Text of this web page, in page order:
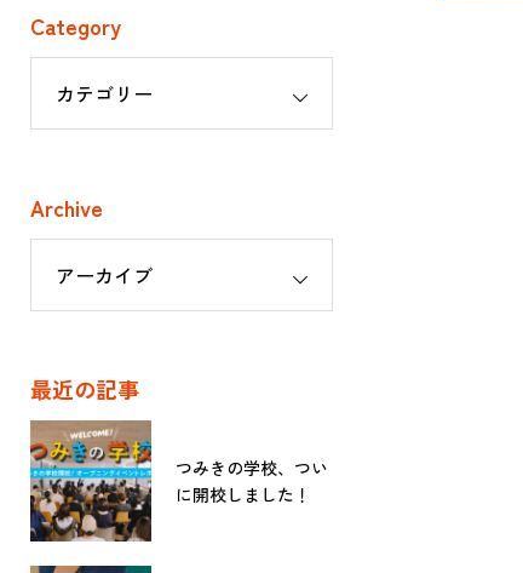
Category
Archive
最近の記事
つみきの学校、つい
に開校しました！